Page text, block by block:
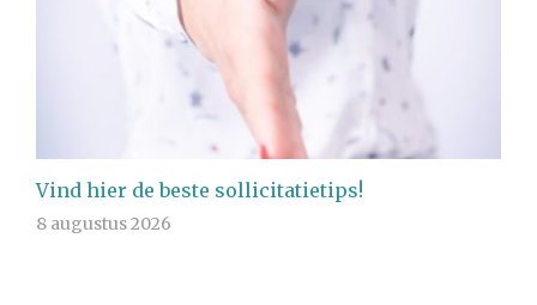
Vind hier de beste sollicitatietips!
8 augustus 2026